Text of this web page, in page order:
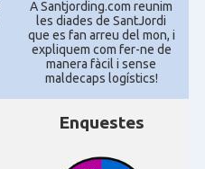
A Santjording.com reunim
les diades de SantJordi
que es fan arreu del mon, i
expliquem com fer-ne de
manera fàcil i sense
maldecaps logí­stics!
Enquestes